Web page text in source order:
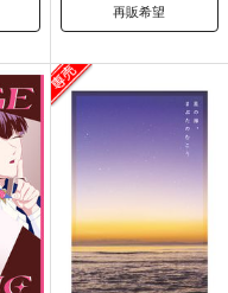
再販希望